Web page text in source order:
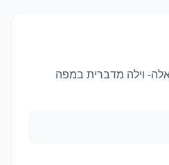
וילה מדברית במפה